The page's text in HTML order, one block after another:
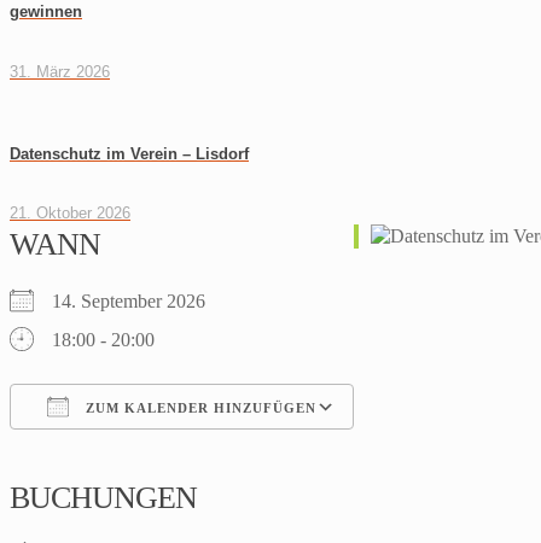
gewinnen
31. März 2026
Datenschutz im Verein – Lisdorf
21. Oktober 2026
WANN
14. September 2026
18:00 - 20:00
ZUM KALENDER HINZUFÜGEN
BUCHUNGEN